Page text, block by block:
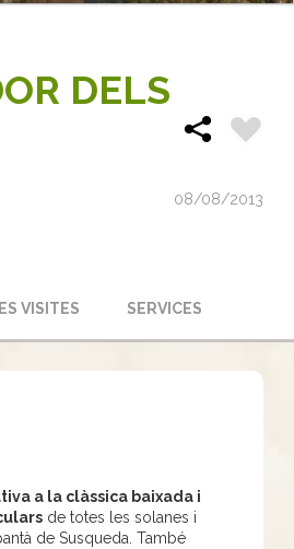
DELS
08/08/2013
VISITES SERVICES
a la clàssica baixada i
de totes les solanes i
de Susqueda. També